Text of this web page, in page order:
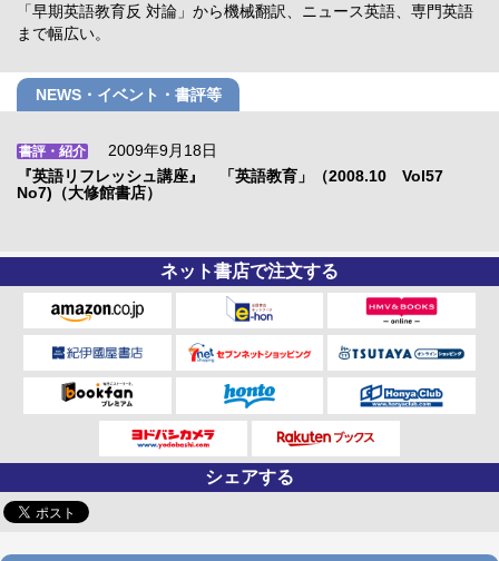
「早期英語教育反 対論」から機械翻訳、ニュース英語、専門英語
まで幅広い。
NEWS・イベント・書評等
書評・紹介
2009年9月18日
『英語リフレッシュ講座』 「英語教育」（2008.10 Vol57
No7)（大修館書店）
ネット書店で注文する
シェアする